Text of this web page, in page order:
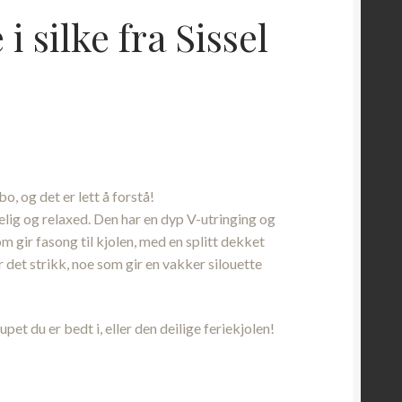
i silke fra Sissel
og det er lett å forstå!
og relaxed. Den har en dyp V-utringing og
gir fasong til kjolen, med en splitt dekket
det strikk, noe som gir en vakker silouette
du er bedt i, eller den deilige feriekjolen!